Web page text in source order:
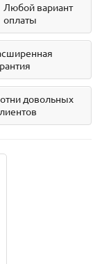
Любой вариант
оплаты
довольных